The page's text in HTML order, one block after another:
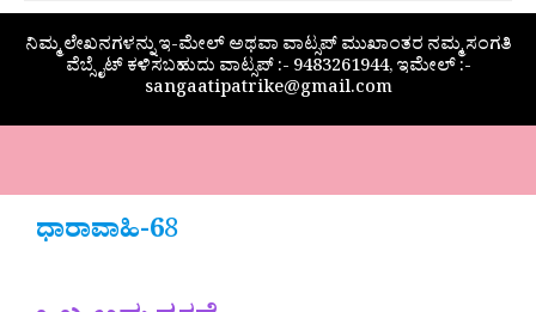
ನಿಮ್ಮ ಲೇಖನಗಳನ್ನು ಇ-ಮೇಲ್ ಅಥವಾ ವಾಟ್ಸಪ್ ಮುಖಾಂತರ ನಮ್ಮ ಸಂಗತಿ
ವೆಬ್ಸೈಟ್ ಕಳಿಸಬಹುದು ವಾಟ್ಸಪ್‌ :- 9483261944, ಇಮೇಲ್ :-
sangaatipatrike@gmail.com
ಧಾರಾವಾಹಿ-68